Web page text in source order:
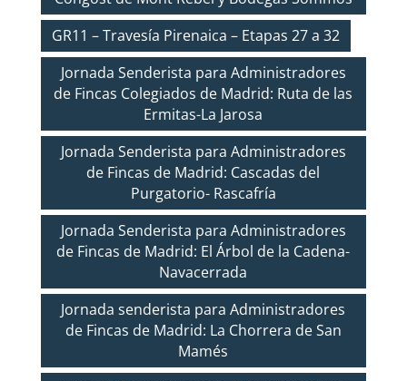
GR11 – Travesía Pirenaica – Etapas 27 a 32
Jornada Senderista para Administradores
de Fincas Colegiados de Madrid: Ruta de las
Ermitas-La Jarosa
Jornada Senderista para Administradores
de Fincas de Madrid: Cascadas del
Purgatorio- Rascafría
Jornada Senderista para Administradores
de Fincas de Madrid: El Árbol de la Cadena-
Navacerrada
Jornada senderista para Administradores
de Fincas de Madrid: La Chorrera de San
Mamés